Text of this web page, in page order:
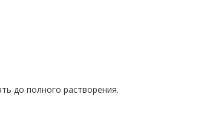
до полного растворения.